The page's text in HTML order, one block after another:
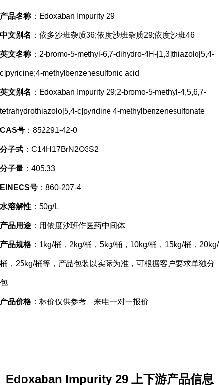
产品名称：Edoxaban Impurity 29
中文别名 ：依多沙班杂质36;依度沙班杂质29;依度沙班46
英文名称：2-bromo-5-methyl-6,7-dihydro-4H-[1,3]thiazolo[5,4-
c]pyridine;4-methylbenzenesulfonic acid
英文别名 ：Edoxaban Impurity 29;2-bromo-5-methyl-4,5,6,7-
tetrahydrothiazolo[5,4-c]pyridine 4-methylbenzenesulfonate
CAS号 ：852291-42-0
分子式 ：C14H17BrN2O3S2
分子量 ：405.33
EINECS号 ：860-207-4
水溶解性 ：50g/L
产品用途 ：用依度沙班作医药中间体
产品规格：1kg/桶，2kg/桶，5kg/桶，10kg/桶，15kg/桶，20kg/
桶，25kg/桶等，产品包装以实际为准，可根据客户要求单独分
包
产品价格：标价仅供参考、来电一对一报价
Edoxaban Impurity 29 上下游产品信息